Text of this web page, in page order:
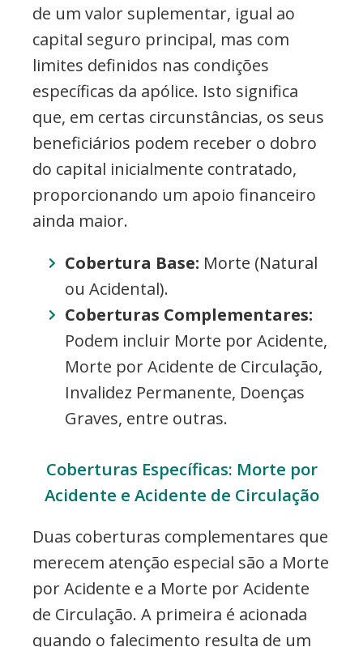
de um valor suplementar, igual ao
capital seguro principal, mas com
limites definidos nas condições
específicas da apólice. Isto significa
que, em certas circunstâncias, os seus
beneficiários podem receber o dobro
do capital inicialmente contratado,
proporcionando um apoio financeiro
ainda maior.
Cobertura Base: Morte (Natural
ou Acidental).
Coberturas Complementares:
Podem incluir Morte por Acidente,
Morte por Acidente de Circulação,
Invalidez Permanente, Doenças
Graves, entre outras.
Coberturas Específicas: Morte por
Acidente e Acidente de Circulação
Duas coberturas complementares que
merecem atenção especial são a Morte
por Acidente e a Morte por Acidente
de Circulação. A primeira é acionada
quando o falecimento resulta de um